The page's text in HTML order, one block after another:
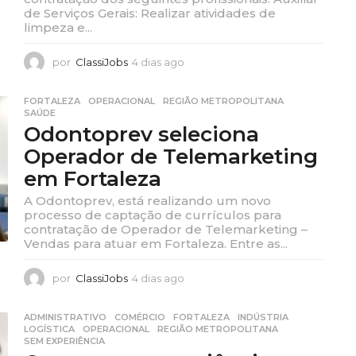
de Serviços Gerais: Realizar atividades de
limpeza e...
por ClassiJobs 4 dias ago
a
a
g
o
FORTALEZA ,OPERACIONAL ,REGIÃO METROPOLITANA
SAÚDE
Odontoprev seleciona
Operador de Telemarketing
em Fortaleza
A Odontoprev, está realizando um novo
processo de captação de currículos para
contratação de Operador de Telemarketing –
Vendas para atuar em Fortaleza. Entre as...
por ClassiJobs 4 dias ago
a
ADMINISTRATIVO ,COMÉRCIO ,FORTALEZA ,INDÚSTRIA
LOGÍSTICA
,OPERACIONAL ,REGIÃO METROPOLITANA
SEM EXPERIÊNCIA